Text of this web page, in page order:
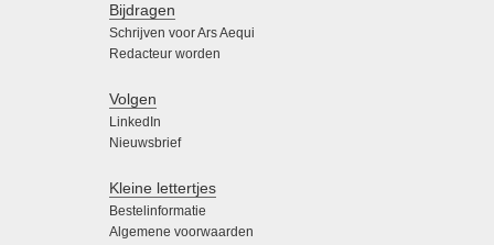
Bijdragen
Schrijven voor Ars Aequi
Redacteur worden
Volgen
LinkedIn
Nieuwsbrief
Kleine lettertjes
Bestelinformatie
Algemene voorwaarden